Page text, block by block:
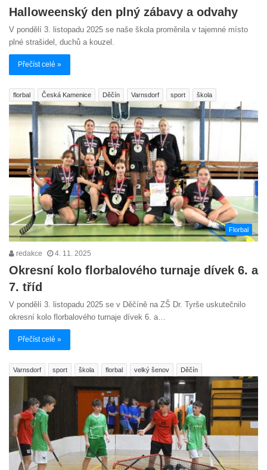
Halloweenský den plný zábavy a odvahy
V pondělí 3. listopadu 2025 se naše škola proměnila v tajemné místo
plné strašidel, duchů a kouzel.
Přečíst celé »
florbal Česká Kamenice Děčín Varnsdorf sport škola
Florbal
redakce 4. 11. 2025
Okresní kolo florbalového turnaje dívek 6. a
7. tříd
V pondělí 3. listopadu 2025 se v Děčíně na ZŠ Dr. Tyrše uskutečnilo
okresní kolo florbalového turnaje dívek 6. a…
Přečíst celé »
Varnsdorf sport škola florbal velký šenov Děčín